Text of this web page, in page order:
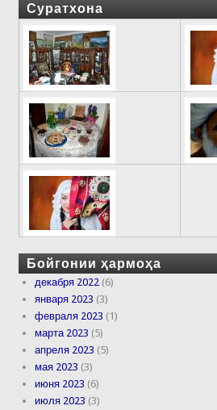
Суратхона
Бойгонии ҳармоҳа
декабря 2022 (6)
января 2023 (3)
февраля 2023 (1)
марта 2023 (5)
апреля 2023 (5)
мая 2023 (3)
июня 2023 (6)
июля 2023 (3)